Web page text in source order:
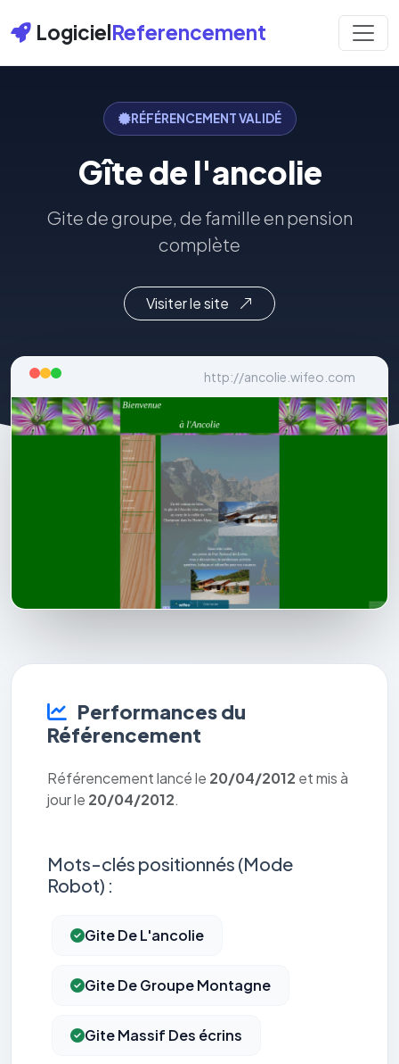
LogicielReferencement
RÉFÉRENCEMENT VALIDÉ
Gîte de l'ancolie
Gite de groupe, de famille en pension
complète
Visiter le site
http://ancolie.wifeo.com
Performances du
Référencement
Référencement lancé le 20/04/2012 et mis à
jour le 20/04/2012.
Mots-clés positionnés (Mode
Robot) :
Gite De L'ancolie
Gite De Groupe Montagne
Gite Massif Des écrins